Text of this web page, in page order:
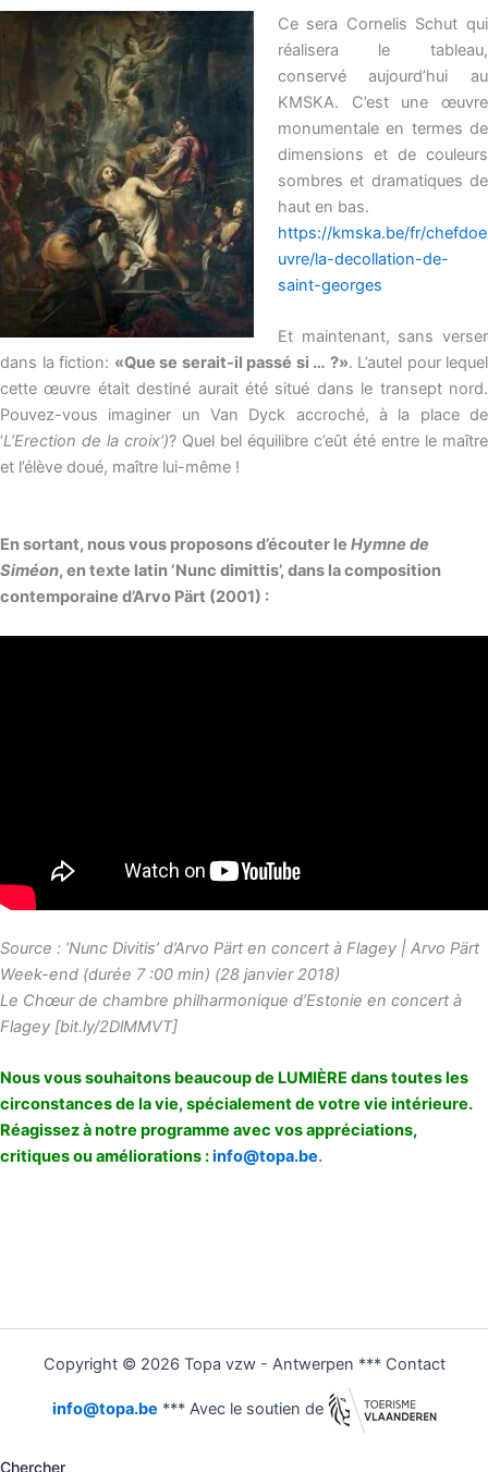
Ce sera Cornelis Schut qui
réalisera le tableau,
conservé aujourd’hui au
KMSKA. C’est une œuvre
monumentale en termes de
dimensions et de couleurs
sombres et dramatiques de
haut en bas.
https://kmska.be/fr/chefdoe
uvre/la-decollation-de-
saint-georges
Et maintenant, sans verser
dans la fiction: «Que se serait-il passé si … ?». L’autel pour lequel
cette œuvre était destiné aurait été situé dans le transept nord.
Pouvez-vous imaginer un Van Dyck accroché, à la place de
‘L’Erection de la croix’)? Quel bel équilibre c’eût été entre le maître
et l’élève doué, maître lui-même !
En sortant, nous vous proposons d’écouter le Hymne de
Siméon, en texte latin ‘Nunc dimittis’, dans la composition
contemporaine d’Arvo Pärt (2001) :
Source : ‘Nunc Divitis’ d’Arvo Pärt en concert à Flagey | Arvo Pärt
Week-end (durée 7 :00 min) (28 janvier 2018)
Le Chœur de chambre philharmonique d’Estonie en concert à
Flagey [bit.ly/2DlMMVT]
Nous vous souhaitons beaucoup de LUMIÈRE dans toutes les
circonstances de la vie, spécialement de votre vie intérieure.
Réagissez à notre programme avec vos appréciations,
critiques ou améliorations :info@topa.be.
Copyright © 2026 Topa vzw - Antwerpen *** Contact
info@topa.be *** Avec le soutien de
Chercher